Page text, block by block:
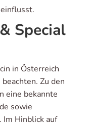
Special
in Österreich
Zu den
eine bekannte
sowie
Im Hinblick auf